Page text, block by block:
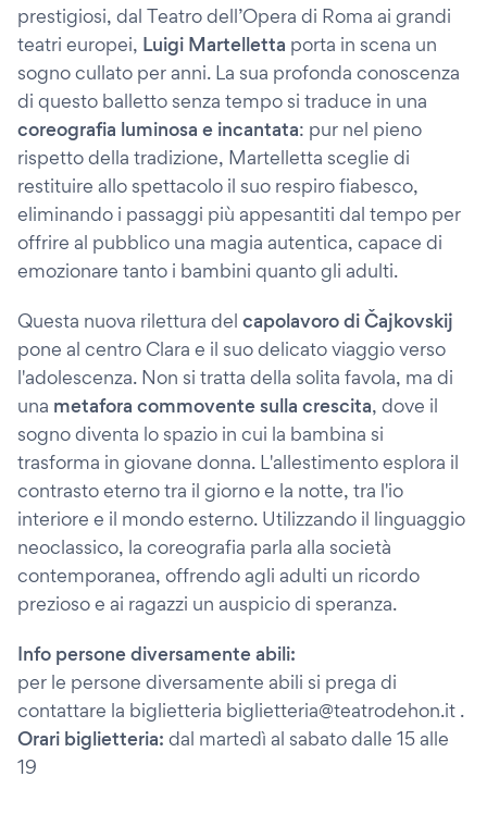
prestigiosi, dal Teatro dell’Opera di Roma ai grandi
teatri europei, Luigi Martelletta porta in scena un
sogno cullato per anni. La sua profonda conoscenza
di questo balletto senza tempo si traduce in una
coreografia luminosa e incantata: pur nel pieno
rispetto della tradizione, Martelletta sceglie di
restituire allo spettacolo il suo respiro fiabesco,
eliminando i passaggi più appesantiti dal tempo per
offrire al pubblico una magia autentica, capace di
emozionare tanto i bambini quanto gli adulti.
Questa nuova rilettura del capolavoro di Čajkovskij
pone al centro Clara e il suo delicato viaggio verso
l'adolescenza. Non si tratta della solita favola, ma di
una metafora commovente sulla crescita, dove il
sogno diventa lo spazio in cui la bambina si
trasforma in giovane donna. L'allestimento esplora il
contrasto eterno tra il giorno e la notte, tra l'io
interiore e il mondo esterno. Utilizzando il linguaggio
neoclassico, la coreografia parla alla società
contemporanea, offrendo agli adulti un ricordo
prezioso e ai ragazzi un auspicio di speranza.
Info persone diversamente abili:
per le persone diversamente abili si prega di
contattare la biglietteria biglietteria@teatrodehon.it .
Orari biglietteria: dal martedì al sabato dalle 15 alle
19